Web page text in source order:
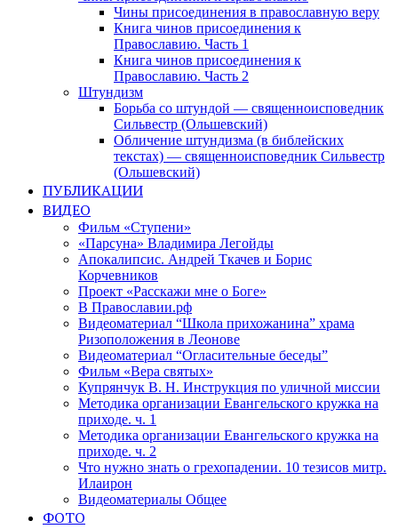
Чины присоединения в православную веру
Книга чинов присоединения к
Православию. Часть 1
Книга чинов присоединения к
Православию. Часть 2
Штундизм
Борьба со штундой — священноисповедник
Сильвестр (Ольшевский)
Обличение штундизма (в библейских
текстах) — священноисповедник Сильвестр
(Ольшевский)
ПУБЛИКАЦИИ
ВИДЕО
Фильм «Ступени»
«Парсуна» Владимира Легойды
Апокалипсис. Андрей Ткачев и Борис
Корчевников
Проект «Расскажи мне о Боге»
В Православии.рф
Видеоматериал “Школа прихожанина” храма
Ризоположения в Леонове
Видеоматериал “Огласительные беседы”
Фильм «Вера святых»
Купрянчук В. Н. Инструкция по уличной миссии
Методика организации Евангельского кружка на
приходе. ч. 1
Методика организации Евангельского кружка на
приходе. ч. 2
Что нужно знать о грехопадении. 10 тезисов митр.
Илаирон
Видеоматериалы Общее
ФОТО